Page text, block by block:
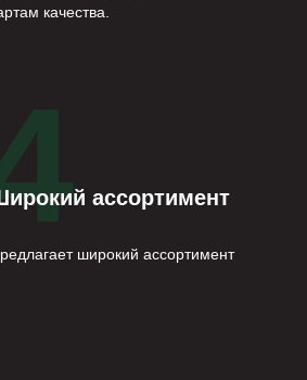
качества.
ассортимент
широкий ассортимент